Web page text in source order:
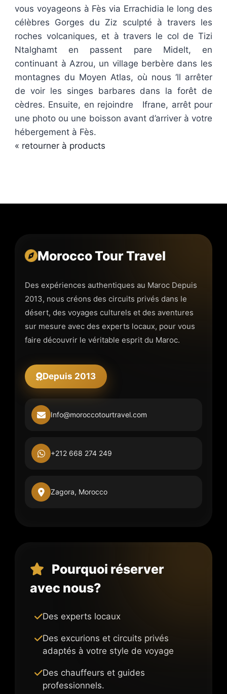
vous voyageons à Fès via Errachidia le long des
célèbres Gorges du Ziz sculpté à travers les
roches volcaniques, et à travers le col de Tizi
Ntalghamt en passent pare Midelt, en
continuant à Azrou, un village berbère dans les
montagnes du Moyen Atlas, où nous ‘ll arrêter
de voir les singes barbares dans la forêt de
cèdres. Ensuite, en rejoindre Ifrane, arrêt pour
une photo ou une boisson avant d’arriver à votre
hébergement à Fès.
« retourner à products
Morocco Tour Travel
Des expériences authentiques au Maroc Depuis
2013, nous créons des circuits privés dans le
désert, des voyages culturels et des aventures
sur mesure avec des experts locaux, pour vous
faire découvrir le véritable esprit du Maroc.
Depuis 2013
Info@moroccotourtravel.com
+212 668 274 249
Zagora, Morocco
Pourquoi réserver
avec nous?
Des experts locaux
Des excurions et circuits privés
adaptés à votre style de voyage
Des chauffeurs et guides
professionnels.